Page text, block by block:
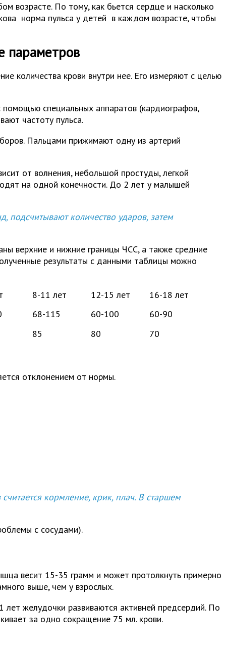
возрасте. По тому, как бьется сердце и насколько
норма пульса у детей в каждом возрасте, чтобы
параметров
количества крови внутри нее. Его измеряют с целью
специальных аппаратов (кардиографов,
частоту пульса.
Пальцами прижимают одну из артерий
от волнения, небольшой простуды, легкой
на одной конечности. До 2 лет у малышей
подсчитывают количество ударов, затем
верхние и нижние границы ЧСС, а также средние
результаты с данными таблицы можно
8-11 лет 12-15 лет
16-18 лет
68-115 60-100
60-90
85 80 70
отклонением от нормы.
кормление, крик, плач. В старшем
с сосудами).
весит 15-35 грамм и может протолкнуть примерно
выше, чем у взрослых.
желудочки развиваются активней предсердий. По
за одно сокращение 75 мл. крови.